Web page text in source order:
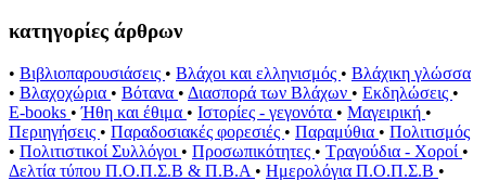
κατηγορίες άρθρων
• Βιβλιοπαρουσιάσεις • Βλάχοι και ελληνισμός • Βλάχικη γλώσσα
• Βλαχοχώρια • Βότανα • Διασπορά των Βλάχων • Εκδηλώσεις •
E-books •Ήθη και έθιμα • Ιστορίες - γεγονότα • Μαγειρική •
Περιηγήσεις • Παραδοσιακές φορεσιές • Παραμύθια • Πολιτισμός
• Πολιτιστικοί Συλλόγοι • Προσωπικότητες • Τραγούδια - Χοροί •
Δελτία τύπου Π.Ο.Π.Σ.Β & Π.Β.Α • Ημερολόγια Π.Ο.Π.Σ.Β •